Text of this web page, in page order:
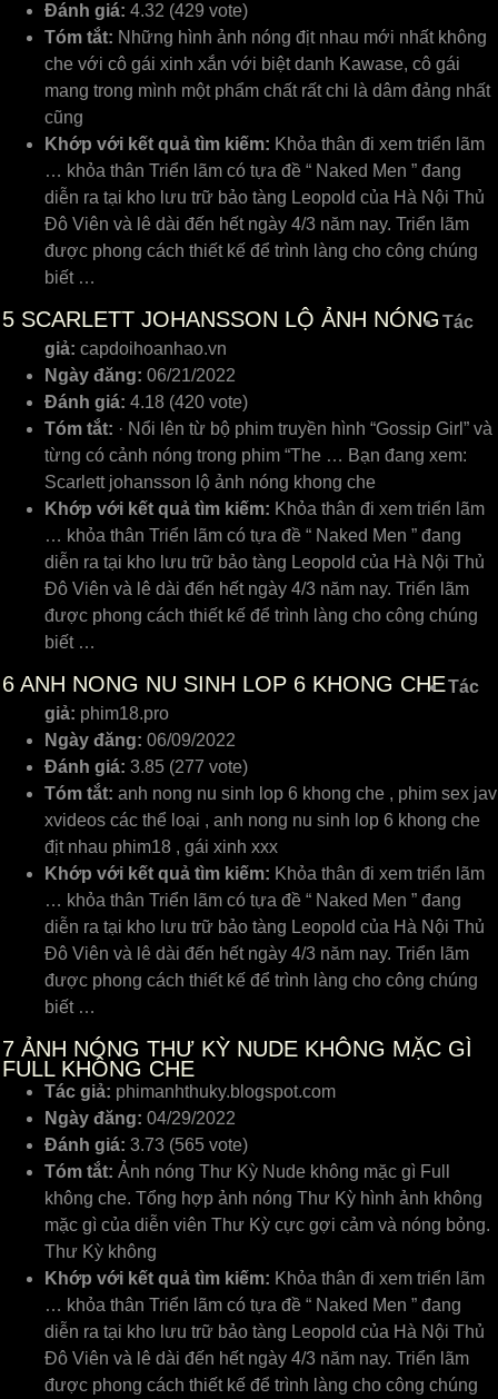
Đánh giá: 4.32 (429 vote)
Tóm tắt: Những hình ảnh nóng địt nhau mới nhất không
che với cô gái xinh xắn với biệt danh Kawase, cô gái
mang trong mình một phẩm chất rất chi là dâm đảng nhất
cũng
Khớp với kết quả tìm kiếm: Khỏa thân đi xem triển lãm
… khỏa thân Triển lãm có tựa đề “ Naked Men ” đang
diễn ra tại kho lưu trữ bảo tàng Leopold của Hà Nội Thủ
Đô Viên và lê dài đến hết ngày 4/3 năm nay. Triển lãm
được phong cách thiết kế để trình làng cho công chúng
biết …
5 SCARLETT JOHANSSON LỘ ẢNH NÓNG Tác
giả: capdoihoanhao.vn
Ngày đăng: 06/21/2022
Đánh giá: 4.18 (420 vote)
Tóm tắt: · Nổi lên từ bộ phim truyền hình “Gossip Girl” và
từng có cảnh nóng trong phim “The … Bạn đang xem:
Scarlett johansson lộ ảnh nóng khong che
Khớp với kết quả tìm kiếm: Khỏa thân đi xem triển lãm
… khỏa thân Triển lãm có tựa đề “ Naked Men ” đang
diễn ra tại kho lưu trữ bảo tàng Leopold của Hà Nội Thủ
Đô Viên và lê dài đến hết ngày 4/3 năm nay. Triển lãm
được phong cách thiết kế để trình làng cho công chúng
biết …
6 ANH NONG NU SINH LOP 6 KHONG CHETác
giả: phim18.pro
Ngày đăng: 06/09/2022
Đánh giá: 3.85 (277 vote)
Tóm tắt: anh nong nu sinh lop 6 khong che , phim sex jav
xvideos các thể loại , anh nong nu sinh lop 6 khong che
địt nhau phim18 , gái xinh xxx
Khớp với kết quả tìm kiếm: Khỏa thân đi xem triển lãm
… khỏa thân Triển lãm có tựa đề “ Naked Men ” đang
diễn ra tại kho lưu trữ bảo tàng Leopold của Hà Nội Thủ
Đô Viên và lê dài đến hết ngày 4/3 năm nay. Triển lãm
được phong cách thiết kế để trình làng cho công chúng
biết …
7 ẢNH NÓNG THƯ KỲ NUDE KHÔNG MẶC GÌ
FULL KHÔNG CHE
Tác giả: phimanhthuky.blogspot.com
Ngày đăng: 04/29/2022
Đánh giá: 3.73 (565 vote)
Tóm tắt: Ảnh nóng Thư Kỳ Nude không mặc gì Full
không che. Tổng hợp ảnh nóng Thư Kỳ hình ảnh không
mặc gì của diễn viên Thư Kỳ cực gợi cảm và nóng bỏng.
Thư Kỳ không
Khớp với kết quả tìm kiếm: Khỏa thân đi xem triển lãm
… khỏa thân Triển lãm có tựa đề “ Naked Men ” đang
diễn ra tại kho lưu trữ bảo tàng Leopold của Hà Nội Thủ
Đô Viên và lê dài đến hết ngày 4/3 năm nay. Triển lãm
được phong cách thiết kế để trình làng cho công chúng